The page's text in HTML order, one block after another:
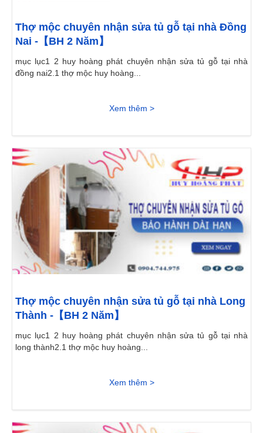
Thợ mộc chuyên nhận sửa tủ gỗ tại nhà Đồng
Nai -【BH 2 Năm】
mục lục1 2 huy hoàng phát chuyên nhận sửa tủ gỗ tại nhà
đồng nai2.1 thợ mộc huy hoàng...
Xem thêm >
Thợ mộc chuyên nhận sửa tủ gỗ tại nhà Long
Thành -【BH 2 Năm】
mục lục1 2 huy hoàng phát chuyên nhận sửa tủ gỗ tại nhà
long thành2.1 thợ mộc huy hoàng...
Xem thêm >